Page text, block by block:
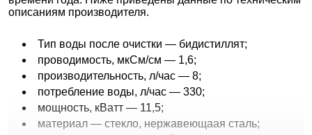
описаниям производителя.
Тип воды после очистки — бидистиллят;
проводимость, мкСм/см — 1,6;
производительность, л/час — 8;
потребление воды, л/час — 330;
мощность, кВатт — 11,5;
материал — стекло, нержавеющаая сталь;